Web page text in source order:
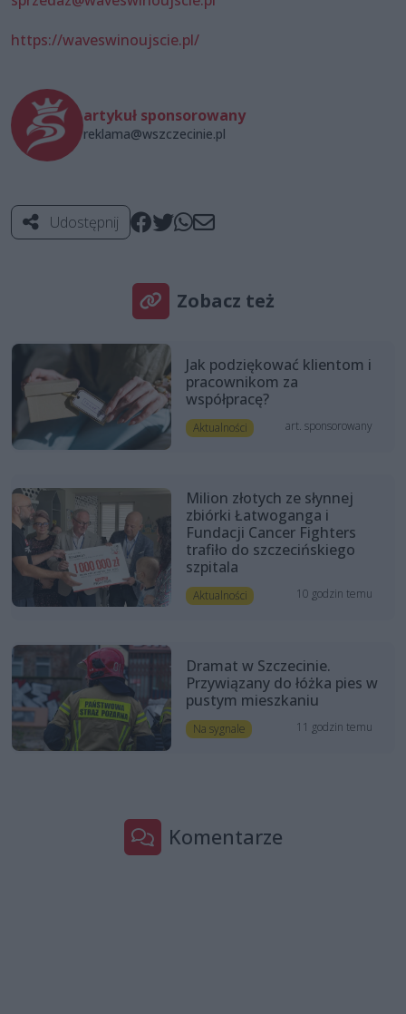
https://waveswinoujscie.pl/
artykuł sponsorowany
reklama@wszczecinie.pl
Udostępnij
Zobacz też
Jak podziękować klientom i
pracownikom za
współpracę?
Aktualności art. sponsorowany
Milion złotych ze słynnej
zbiórki Łatwoganga i
Fundacji Cancer Fighters
trafiło do szczecińskiego
szpitala
Aktualności 10 godzin temu
Dramat w Szczecinie.
Przywiązany do łóżka pies w
pustym mieszkaniu
Na sygnale 11 godzin temu
Komentarze